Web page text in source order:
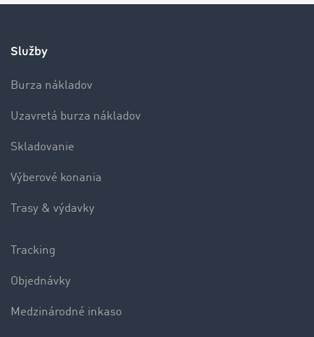
Služby
Burza nákladov
Uzavretá burza nákladov
Skladovanie
Výberové konania
Trasy & výdavky
Tracking
Objednávky
Medzinárodné inkaso